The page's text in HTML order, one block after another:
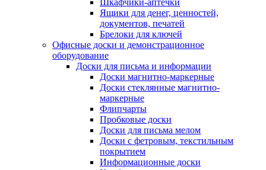
Шкафчики-аптечки
Ящики для денег, ценностей,
документов, печатей
Брелоки для ключей
Офисные доски и демонстрационное
оборудование
Доски для письма и информации
Доски магнитно-маркерные
Доски стеклянные магнитно-
маркерные
Флипчарты
Пробковые доски
Доски для письма мелом
Доски с фетровым, текстильным
покрытием
Информационные доски